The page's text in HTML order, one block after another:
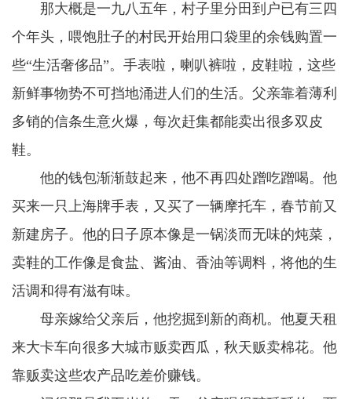
那大概是一九八五年，村子里分田到户已有三四
个年头，喂饱肚子的村民开始用口袋里的余钱购置一
些“生活奢侈品”。手表啦，喇叭裤啦，皮鞋啦，这些
新鲜事物势不可挡地涌进人们的生活。父亲靠着薄利
多销的信条生意火爆，每次赶集都能卖出很多双皮
鞋。
他的钱包渐渐鼓起来，他不再四处蹭吃蹭喝。他
买来一只上海牌手表，又买了一辆摩托车，春节前又
新建房子。他的日子原本像是一锅淡而无味的炖菜，
卖鞋的工作像是食盐、酱油、香油等调料，将他的生
活调和得有滋有味。
母亲嫁给父亲后，他挖掘到新的商机。他夏天租
来大卡车向很多大城市贩卖西瓜，秋天贩卖棉花。他
靠贩卖这些农产品吃差价赚钱。